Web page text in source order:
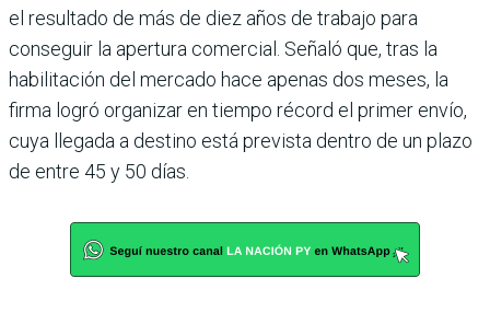
el resultado de más de diez años de trabajo para
conseguir la apertura comercial. Señaló que, tras la
habilitación del mercado hace apenas dos meses, la
firma logró organizar en tiempo récord el primer envío,
cuya llegada a destino está prevista dentro de un plazo
de entre 45 y 50 días.